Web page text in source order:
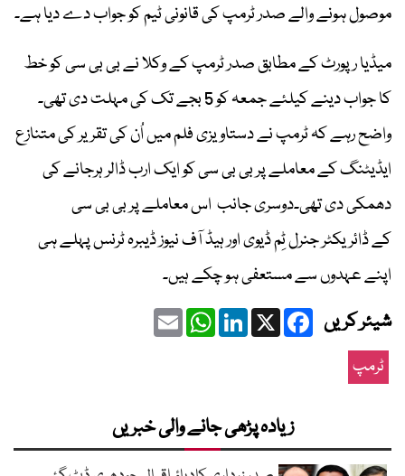
موصول ہونے والے صدر ٹرمپ کی قانونی ٹیم کو جواب دے دیا ہے۔
میڈیا رپورٹ کے مطابق صدر ٹرمپ کے وکلا نے بی بی سی کو خط
کا جواب دینے کیلئے جمعہ کو 5 بجے تک کی مہلت دی تھی۔
واضح رہے کہ ٹرمپ نے دستاویزی فلم میں اُن کی تقریر کی متنازع
ایڈیٹنگ کے معاملے پر بی بی سی کو ایک ارب ڈالر ہرجانے کی
دھمکی دی تھی۔دوسری جانب اس معاملے پر بی بی سی
کے ڈائریکٹر جنرل ٹِم ڈیوی اور ہیڈ آف نیوز ڈیبرہ ٹرنس پہلے ہی
اپنے عہدوں سے مستعفی ہو چکے ہیں۔
شیئر کریں Facebook
X
LinkedIn
WhatsApp
Email
ٹرمپ
زیادہ پڑھی جانے والی خبریں